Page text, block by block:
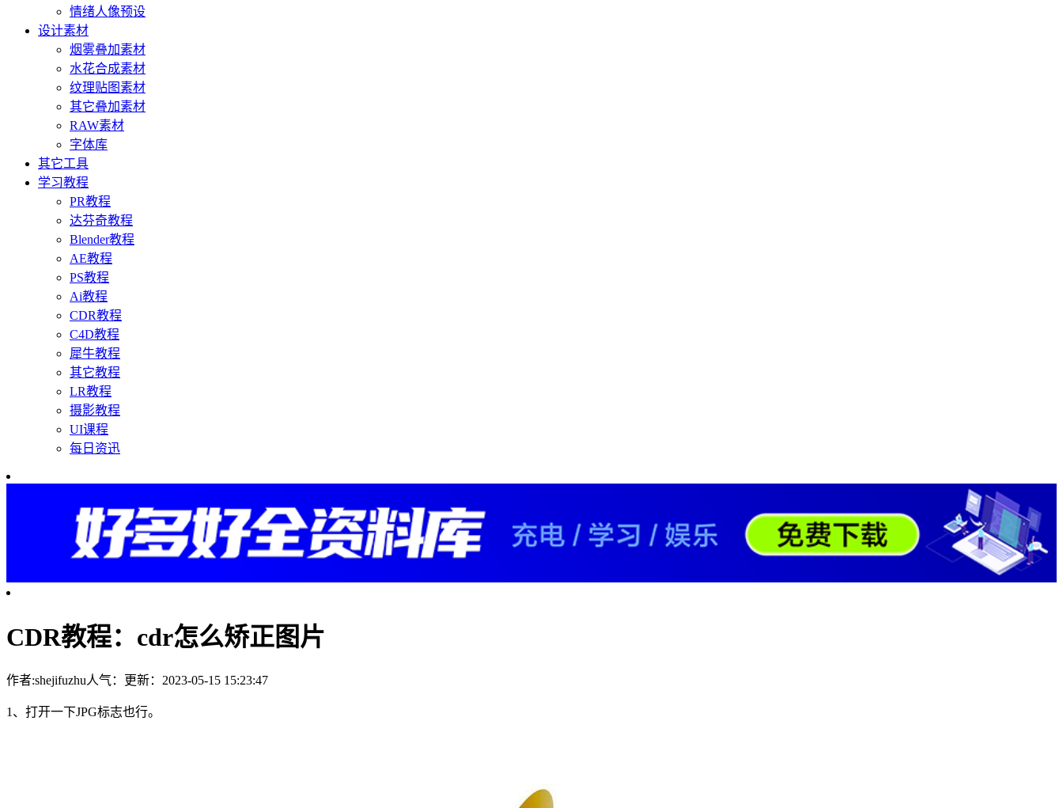
情绪人像预设
设计素材
烟雾叠加素材
水花合成素材
纹理贴图素材
其它叠加素材
RAW素材
字体库
其它工具
学习教程
PR教程
达芬奇教程
Blender教程
AE教程
PS教程
Ai教程
CDR教程
C4D教程
犀牛教程
其它教程
LR教程
摄影教程
UI课程
每日资迅
CDR教程：cdr怎么矫正图片
作者:shejifuzhu人气： 更新：2023-05-15 15:23:47
1、打开一下JPG标志也行。